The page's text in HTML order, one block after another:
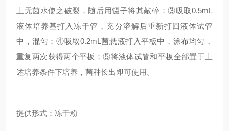
上无菌水使之破裂，随后用镊子将其敲碎；③吸取0.5mL
液体培养基打入冻干管，充分溶解后重新打回液体试管
中，混匀；④吸取0.2mL菌悬液打入平板中，涂布均匀，
重复两次获得两个平板；⑤将液体试管和平板全部置于上
述培养条件下培养，菌种长出即可使用。
提供形式：冻干粉